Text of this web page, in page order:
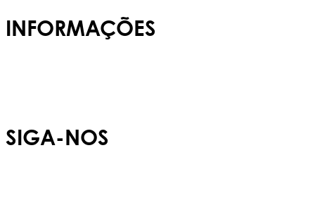
INFORMAÇÕES
SIGA-NOS